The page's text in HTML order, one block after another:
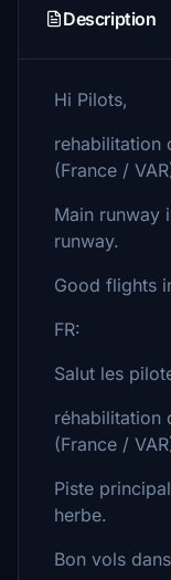
Description
Hi Pilots,
rehabilitation
(France /
Main runway
runway.
Good flights
FR:
Salut les
réhabilitation
(France /
Piste
herbe.
Bon vols